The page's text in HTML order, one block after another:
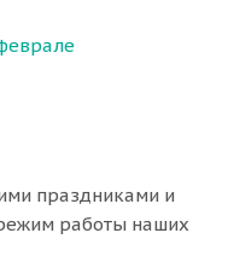
праздниками и
работы наших